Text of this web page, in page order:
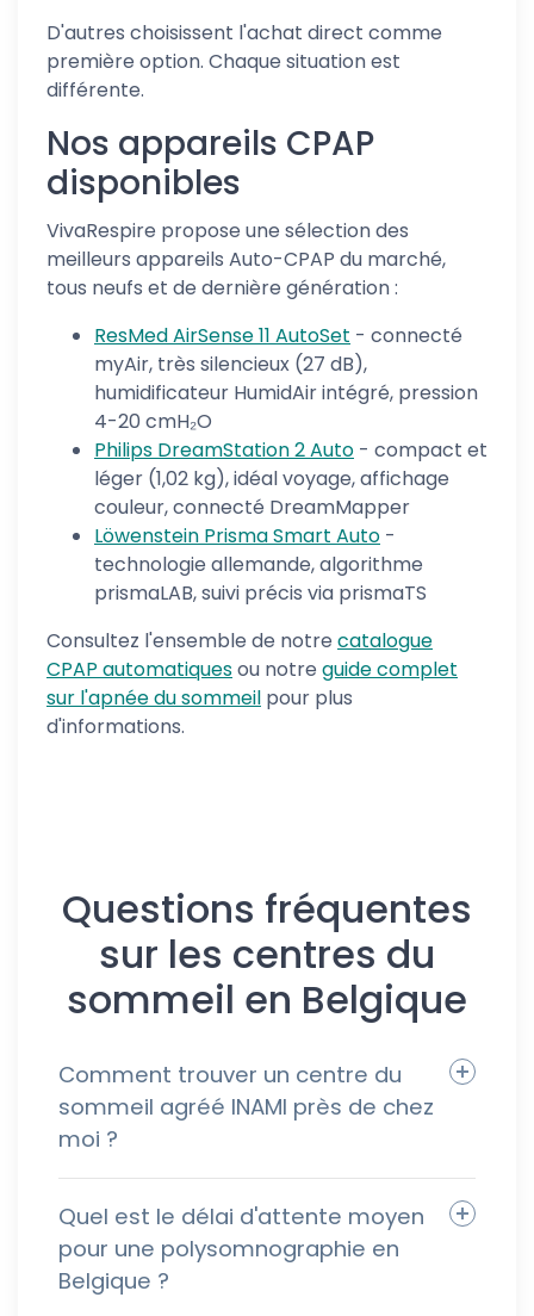
D'autres choisissent l'achat direct comme
première option. Chaque situation est
différente.
Nos appareils CPAP
disponibles
VivaRespire propose une sélection des
meilleurs appareils Auto-CPAP du marché,
tous neufs et de dernière génération :
ResMed AirSense 11 AutoSet - connecté
myAir, très silencieux (27 dB),
humidificateur HumidAir intégré, pression
4-20 cmH₂O
Philips DreamStation 2 Auto - compact et
léger (1,02 kg), idéal voyage, affichage
couleur, connecté DreamMapper
Löwenstein Prisma Smart Auto -
technologie allemande, algorithme
prismaLAB, suivi précis via prismaTS
Consultez l'ensemble de notre catalogue
CPAP automatiquesou notre guide complet
sur l'apnée du sommeil pour plus
d'informations.
Questions fréquentes
sur les centres du
sommeil en Belgique
Comment trouver un centre du
sommeil agréé INAMI près de chez
moi ?
Quel est le délai d'attente moyen
pour une polysomnographie en
Belgique ?